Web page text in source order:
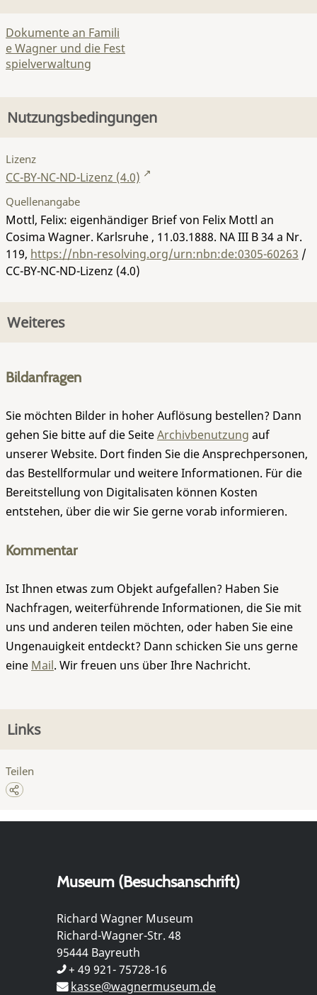
Dokumente an Famili
e Wagner und die Fest
spielverwaltung
Nutzungsbedingungen
Lizenz
CC-BY-NC-ND-Lizenz (4.0)
Quellenangabe
Mottl, Felix: eigenhändiger Brief von Felix Mottl an
Cosima Wagner. Karlsruhe , 11.03.1888. NA III B 34 a Nr.
119, https://nbn-resolving.org/urn:nbn:de:0305-60263 /
CC-BY-NC-ND-Lizenz (4.0)
Weiteres
Bildanfragen
Sie möchten Bilder in hoher Auflösung bestellen? Dann
gehen Sie bitte auf die SeiteArchivbenutzung auf
unserer Website. Dort finden Sie die Ansprechpersonen,
das Bestellformular und weitere Informationen. Für die
Bereitstellung von Digitalisaten können Kosten
entstehen, über die wir Sie gerne vorab informieren.
Kommentar
Ist Ihnen etwas zum Objekt aufgefallen? Haben Sie
Nachfragen, weiterführende Informationen, die Sie mit
uns und anderen teilen möchten, oder haben Sie eine
Ungenauigkeit entdeckt? Dann schicken Sie uns gerne
eine Mail. Wir freuen uns über Ihre Nachricht.
Links
Teilen
Museum (Besuchsanschrift)
Richard Wagner Museum
Richard-Wagner-Str. 48
95444 Bayreuth
+ 49 921- 75728-16
kasse@wagnermuseum.de